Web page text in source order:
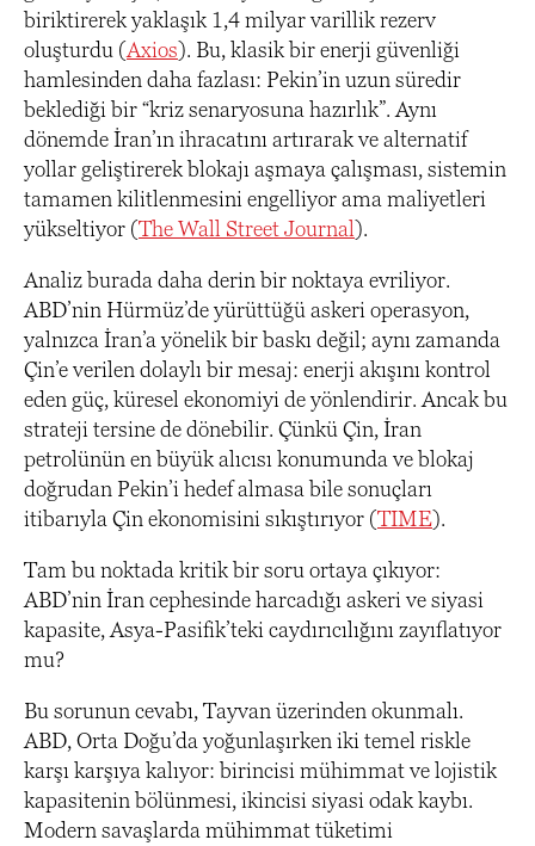
biriktirerek yaklaşık 1,4 milyar varillik rezerv
oluşturdu (Axios). Bu, klasik bir enerji güvenliği
hamlesinden daha fazlası: Pekin’in uzun süredir
beklediği bir “kriz senaryosuna hazırlık”. Aynı
dönemde İran’ın ihracatını artırarak ve alternatif
yollar geliştirerek blokajı aşmaya çalışması, sistemin
tamamen kilitlenmesini engelliyor ama maliyetleri
yükseltiyor (The Wall Street Journal).
Analiz burada daha derin bir noktaya evriliyor.
ABD’nin Hürmüz’de yürüttüğü askeri operasyon,
yalnızca İran’a yönelik bir baskı değil; aynı zamanda
Çin’e verilen dolaylı bir mesaj: enerji akışını kontrol
eden güç, küresel ekonomiyi de yönlendirir. Ancak bu
strateji tersine de dönebilir. Çünkü Çin, İran
petrolünün en büyük alıcısı konumunda ve blokaj
doğrudan Pekin’i hedef almasa bile sonuçları
itibarıyla Çin ekonomisini sıkıştırıyor (TIME).
Tam bu noktada kritik bir soru ortaya çıkıyor:
ABD’nin İran cephesinde harcadığı askeri ve siyasi
kapasite, Asya-Pasifik’teki caydırıcılığını zayıflatıyor
mu?
Bu sorunun cevabı, Tayvan üzerinden okunmalı.
ABD, Orta Doğu’da yoğunlaşırken iki temel riskle
karşı karşıya kalıyor: birincisi mühimmat ve lojistik
kapasitenin bölünmesi, ikincisi siyasi odak kaybı.
Modern savaşlarda mühimmat tüketimi